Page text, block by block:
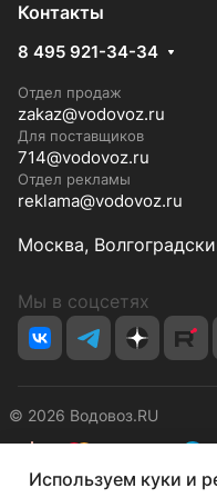
Контакты
8 495 921-34-34
Отдел продаж
zakaz@vodovoz.ru
Для поставщиков
714@vodovoz.ru
Отдел рекламы
reklama@vodovoz.ru
Москва,
Мы в соцсетях
© 2026 Водовоз.RU
Конфиденциальность
Используем куки и